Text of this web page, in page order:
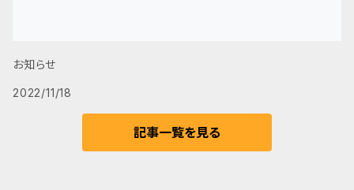
お知らせ
2022/11/18
記事一覧を見る